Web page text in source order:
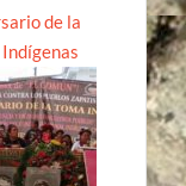
de la